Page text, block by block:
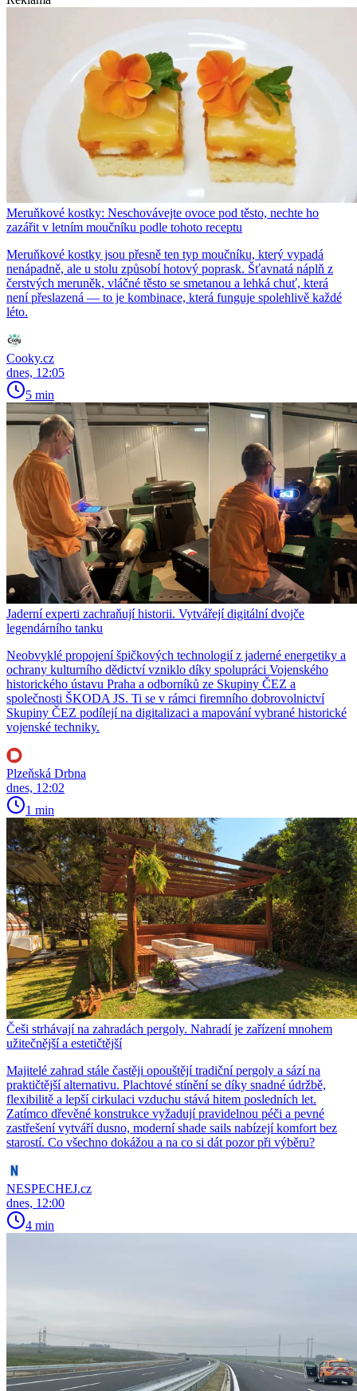
Meruňkové kostky: Neschovávejte ovoce pod těsto, nechte ho
zazářit v letním moučníku podle tohoto receptu
Meruňkové kostky jsou přesně ten typ moučníku, který vypadá
nenápadně, ale u stolu způsobí hotový poprask. Šťavnatá náplň z
čerstvých meruněk, vláčné těsto se smetanou a lehká chuť, která
není přeslazená — to je kombinace, která funguje spolehlivě každé
léto.
Cooky.cz
dnes, 12:05
5 min
Jaderní experti zachraňují historii. Vytvářejí digitální dvojče
legendárního tanku
Neobvyklé propojení špičkových technologií z jaderné energetiky a
ochrany kulturního dědictví vzniklo díky spolupráci Vojenského
historického ústavu Praha a odborníků ze Skupiny ČEZ a
společnosti ŠKODA JS. Ti se v rámci firemního dobrovolnictví
Skupiny ČEZ podílejí na digitalizaci a mapování vybrané historické
vojenské techniky.
Plzeňská Drbna
dnes, 12:02
1 min
Češi strhávají na zahradách pergoly. Nahradí je zařízení mnohem
užitečnější a estetičtější
Majitelé zahrad stále častěji opouštějí tradiční pergoly a sází na
praktičtější alternativu. Plachtové stínění se díky snadné údržbě,
flexibilitě a lepší cirkulaci vzduchu stává hitem posledních let.
Zatímco dřevěné konstrukce vyžadují pravidelnou péči a pevné
zastřešení vytváří dusno, moderní shade sails nabízejí komfort bez
starostí. Co všechno dokážou a na co si dát pozor při výběru?
NESPECHEJ.cz
dnes, 12:00
4 min